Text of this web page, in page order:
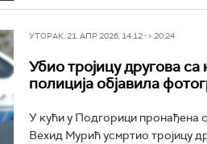
УТОРАК, 21. АПР 2026, 14:12 -> 20:24
Убио тројицу другова
полиција објавила
У кући у Подгорици пронађена
Вехид Мурић усмртио тројицу